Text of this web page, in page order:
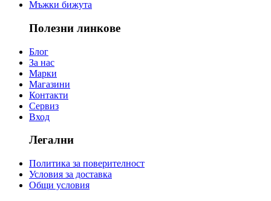
Мъжки бижута
Полезни линкове
Блог
За нас
Марки
Магазини
Контакти
Сервиз
Вход
Легални
Политика за поверителност
Условия за доставка
Общи условия